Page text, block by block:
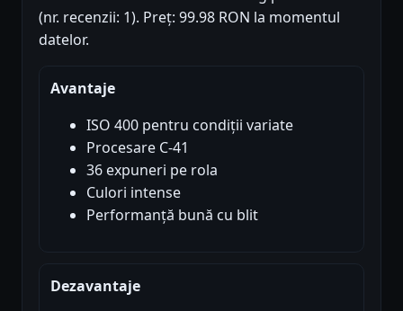
(nr. recenzii: 1). Preț: 99.98 RON la momentul
datelor.
Avantaje
ISO 400 pentru condiții variate
Procesare C-41
36 expuneri pe rola
Culori intense
Performanță bună cu blit
Dezavantaje